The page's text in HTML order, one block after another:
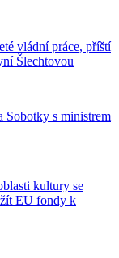
vládní práce, příští
Šlechtovou
Sobotky s ministrem
kultury se
EU fondy k